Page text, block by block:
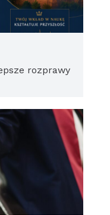
rozprawy